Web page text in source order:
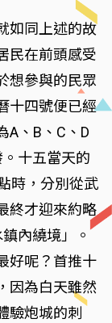
如同上述的故
民在前頭感受
想參與的民眾
十四號便已經
A、B、C、D
十五當天的
時，分別從武
終才迎來約略
內繞境」。
好呢？首推十
因為白天雖然
驗炮城的刺